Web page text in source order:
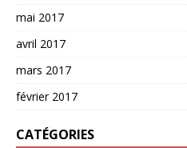
mai 2017
avril 2017
mars 2017
février 2017
CATÉGORIES